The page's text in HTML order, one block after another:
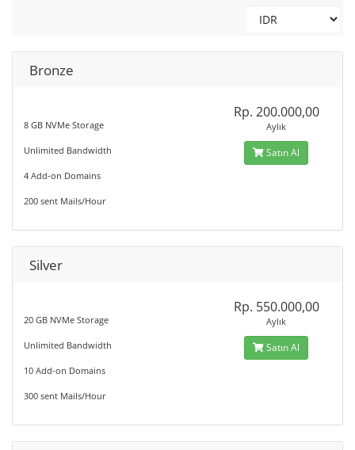
Bronze
8 GB NVMe Storage
Unlimited Bandwidth
4 Add-on Domains
200 sent Mails/Hour
Rp. 200.000,00
Aylık
Satın Al
Silver
20 GB NVMe Storage
Unlimited Bandwidth
10 Add-on Domains
300 sent Mails/Hour
Rp. 550.000,00
Aylık
Satın Al